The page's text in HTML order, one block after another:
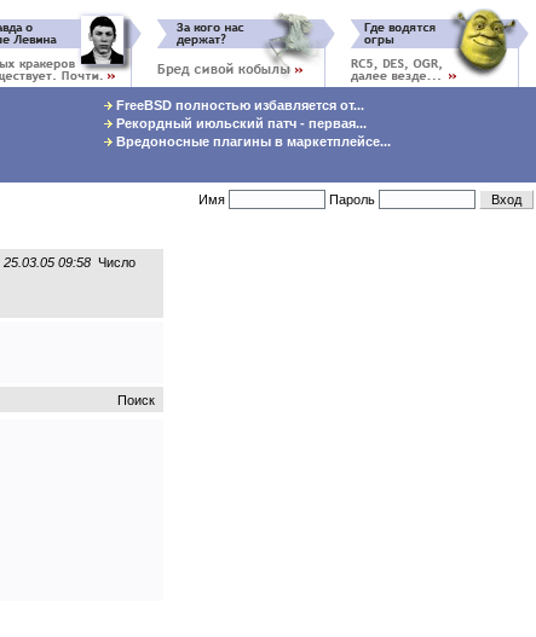
FreeBSD полностью избавляется от...
Рекордный июльский патч - первая...
Вредоносные плагины в маркетплейсе...
Имя Пароль
25.03.05 09:58 Число
Поиск